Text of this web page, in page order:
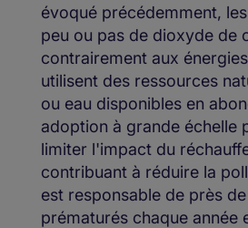
évoqué précédemment,
peu ou pas de dioxyde de
contrairement aux
utilisent des ressources
ou eau disponibles en
adoption à grande échelle
limiter l'impact du
contribuant à réduire la
est responsable de près
prématurés chaque année